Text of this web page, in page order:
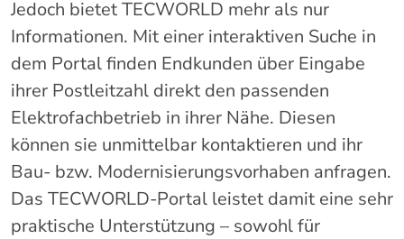
Jedoch bietet TECWORLD mehr als nur
Informationen. Mit einer interaktiven Suche in
dem Portal finden Endkunden über Eingabe
ihrer Postleitzahl direkt den passenden
Elektrofachbetrieb in ihrer Nähe. Diesen
können sie unmittelbar kontaktieren und ihr
Bau- bzw. Modernisierungsvorhaben anfragen.
Das TECWORLD-Portal leistet damit eine sehr
praktische Unterstützung – sowohl für